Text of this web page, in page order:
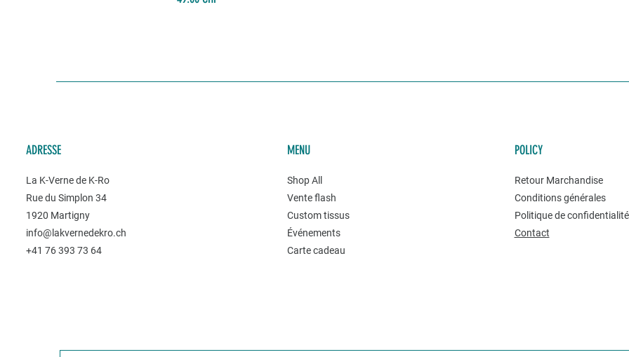
ADRESSE
La K-Verne de K-Ro
Rue du Simplon 34
1920 Martigny
info@lakvernedekro.ch
+41 76 393 73 64
MENU
Shop All
Vente flash
Custom tissus
Événements
Carte cadeau
POLICY
Retour Marchandise
Conditions générales
Politique de
Contact